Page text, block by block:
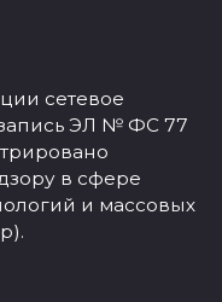
сетевое
запись ЭЛ № ФС 77
в сфере
и массовых